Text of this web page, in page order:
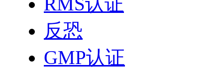
反恐
GMP认证